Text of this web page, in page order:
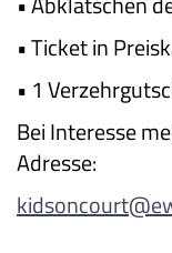
• Ticket in
• 1
Bei Interesse
Adresse: